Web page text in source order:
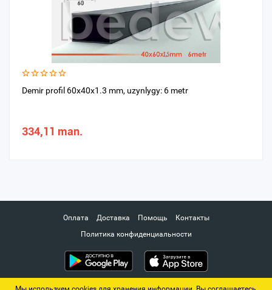
Demir profil 60x40x1.3 mm, uzynlygy: 6 metr
334,11 man.
Оплата Доставка Помощь
Контакты
Политика конфиденциальности